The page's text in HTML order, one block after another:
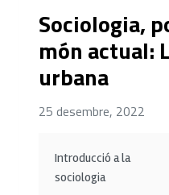
Sociologia,
món actual:
urbana
25 desembre, 2022
Introducció a la
sociologia